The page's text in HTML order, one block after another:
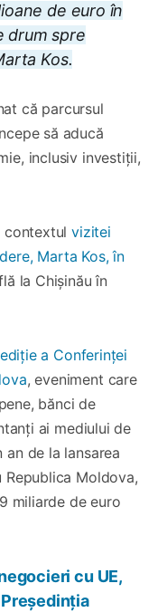
de euro în
drum spre
Kos.
că parcursul
să aducă
inclusiv investiții,
contextulvizitei
Marta Kos, în
la Chișinău în
a Conferinței
, eveniment care
bănci de
ai mediului de
de la lansarea
Republica Moldova,
miliarde de euro
cu UE,